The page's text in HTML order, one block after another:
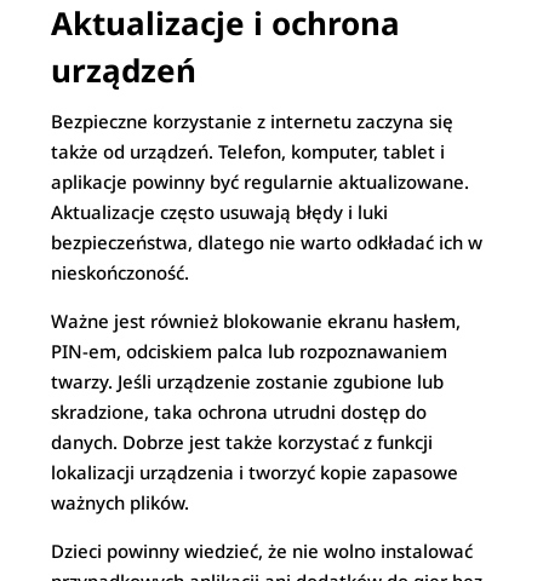
Aktualizacje i ochrona
urządzeń
Bezpieczne korzystanie z internetu zaczyna się
także od urządzeń. Telefon, komputer, tablet i
aplikacje powinny być regularnie aktualizowane.
Aktualizacje często usuwają błędy i luki
bezpieczeństwa, dlatego nie warto odkładać ich w
nieskończoność.
Ważne jest również blokowanie ekranu hasłem,
PIN-em, odciskiem palca lub rozpoznawaniem
twarzy. Jeśli urządzenie zostanie zgubione lub
skradzione, taka ochrona utrudni dostęp do
danych. Dobrze jest także korzystać z funkcji
lokalizacji urządzenia i tworzyć kopie zapasowe
ważnych plików.
Dzieci powinny wiedzieć, że nie wolno instalować